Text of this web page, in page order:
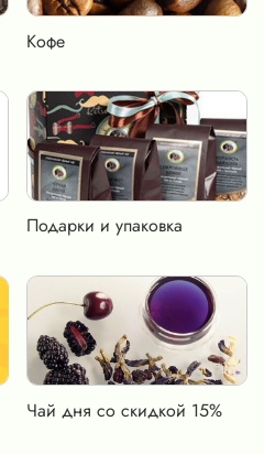
Кофе
Подарки и упаковка
Чай дня со скидкой 15%